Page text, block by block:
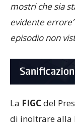
mostri che sia
evidente
episodio non
La FIGCdel
di inoltrare alla